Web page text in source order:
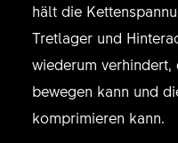
hält die
Tretlager und
wiederum
bewegen kann und
komprimieren kann.